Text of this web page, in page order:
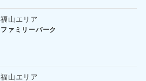
福山エリア
ファミリーパーク
福山エリア